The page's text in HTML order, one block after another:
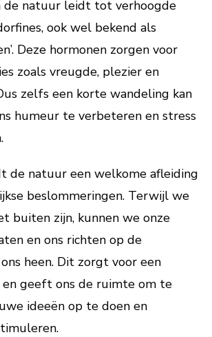
de natuur leidt tot verhoogde
ook wel bekend als
Deze hormonen zorgen voor
zoals vreugde, plezier en
zelfs een korte wandeling kan
humeur te verbeteren en stress
de natuur een welkome afleiding
beslommeringen. Terwijl we
buiten zijn, kunnen we onze
en ons richten op de
heen. Dit zorgt voor een
geeft ons de ruimte om te
ideeën op te doen en